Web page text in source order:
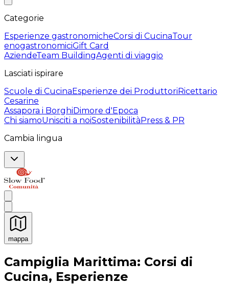
Categorie
Esperienze gastronomicheCorsi di CucinaTour
enogastronomiciGift Card
AziendeTeam BuildingAgenti di viaggio
Lasciati ispirare
Scuole di CucinaEsperienze dei ProduttoriRicettario
Cesarine
Assapora i BorghiDimore d'Epoca
Chi siamoUnisciti a noiSostenibilitàPress & PR
Cambia lingua
mappa
Esperienze culinarie indimenticabili: Esperienze
Campiglia Marittima: Corsi di
Cucina, Esperienze